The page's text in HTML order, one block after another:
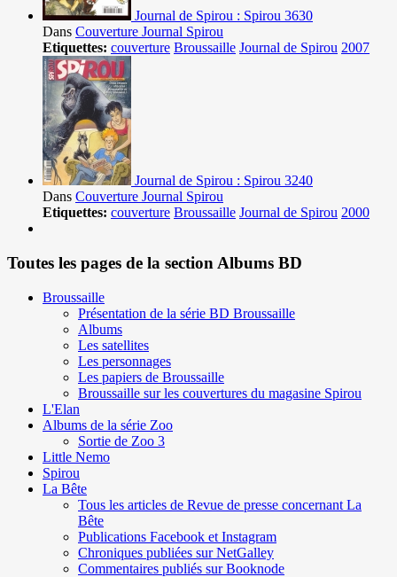
Journal de Spirou : Spirou 3630
Dans Couverture Journal Spirou
Etiquettes: couverture Broussaille Journal de Spirou 2007
Journal de Spirou : Spirou 3240
Dans Couverture Journal Spirou
Etiquettes: couverture Broussaille Journal de Spirou 2000
Toutes les pages de la section Albums BD
Broussaille
Présentation de la série BD Broussaille
Albums
Les satellites
Les personnages
Les papiers de Broussaille
Broussaille sur les couvertures du magasine Spirou
L'Elan
Albums de la série Zoo
Sortie de Zoo 3
Little Nemo
Spirou
La Bête
Tous les articles de Revue de presse concernant La
Bête
Publications Facebook et Instagram
Chroniques publiées sur NetGalley
Commentaires publiés sur Booknode